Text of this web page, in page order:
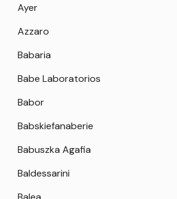
Ayer
Azzaro
Babaria
Babe Laboratorios
Babor
Babskiefanaberie
Babuszka Agafia
Baldessarini